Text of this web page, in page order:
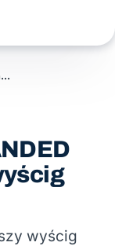
WarmUp DOUBLEHANDED Challenge – morski wyścig na rozgrzewkę
wyścig